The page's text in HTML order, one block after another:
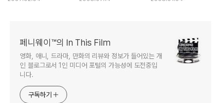
페니웨이™의 In This Film
영화, 애니, 드라마, 만화의 리뷰와 정보가 들어있는 개
인 블로그로서 1인 미디어 포털의 가능성에 도전중입
니다.
구독하기